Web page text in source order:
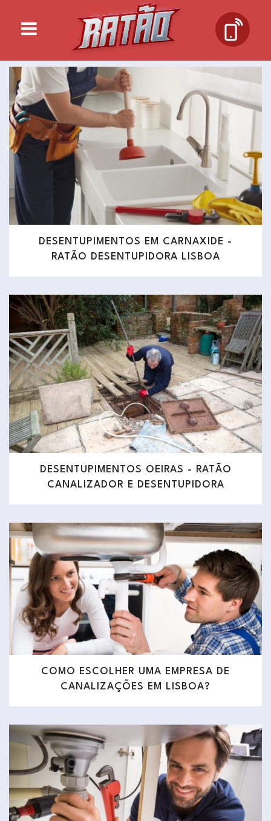
DESENTUPIMENTOS EM CARNAXIDE -
RATÃO DESENTUPIDORA LISBOA
DESENTUPIMENTOS OEIRAS - RATÃO
CANALIZADOR E DESENTUPIDORA
COMO ESCOLHER UMA EMPRESA DE
CANALIZAÇÕES EM LISBOA?